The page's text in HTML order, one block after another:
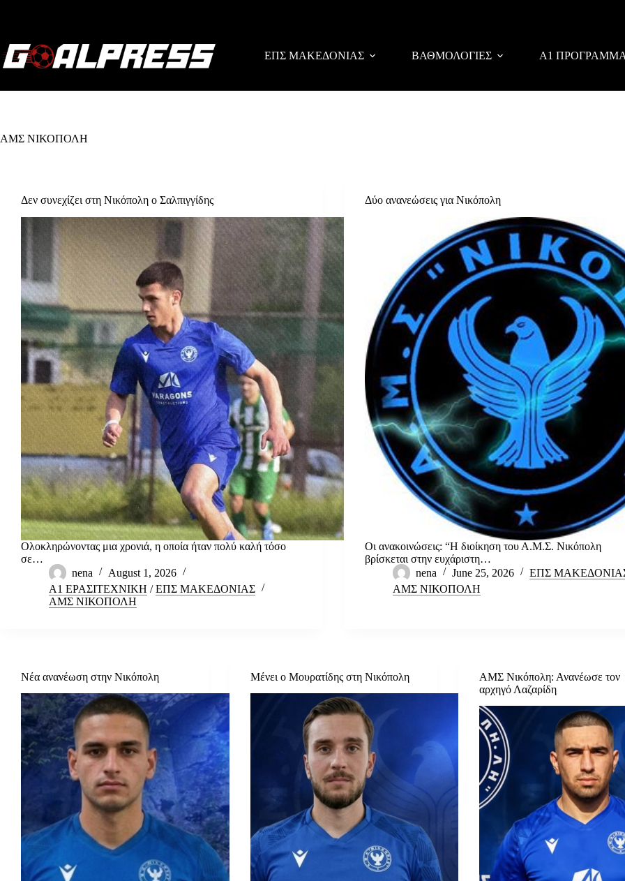
ΕΠΣ ΜΑΚΕΔΟΝΙΑΣ ΒΑΘΜΟΛΟΓΙΕΣ Α1
ΑΜΣ ΝΙΚΟΠΟΛΗ
Δεν συνεχίζει στη Νικόπολη ο Σαλπιγγίδης
Ολοκληρώνοντας μια χρονιά, η οποία ήταν πολύ καλή τόσο
σε…
nena
August 1, 2026
Α1 ΕΡΑΣΙΤΕΧΝΙΚΗ /ΕΠΣ ΜΑΚΕΔΟΝΙΑΣ
ΑΜΣ ΝΙΚΟΠΟΛΗ
Δύο ανανεώσεις για Νικόπολη
Οι ανακοινώσεις: “Η διοίκηση του Α.Μ.Σ. Νικόπολη
βρίσκεται στην ευχάριστη…
nena
June 25, 2026
ΕΠΣ
ΑΜΣ ΝΙΚΟΠΟΛΗ
Νέα ανανέωση στην Νικόπολη Μένει ο Μουρατίδης στη Νικόπολη
ΑΜΣ Νικόπολη: Ανανέωσε τον
αρχηγό Λαζαρίδη